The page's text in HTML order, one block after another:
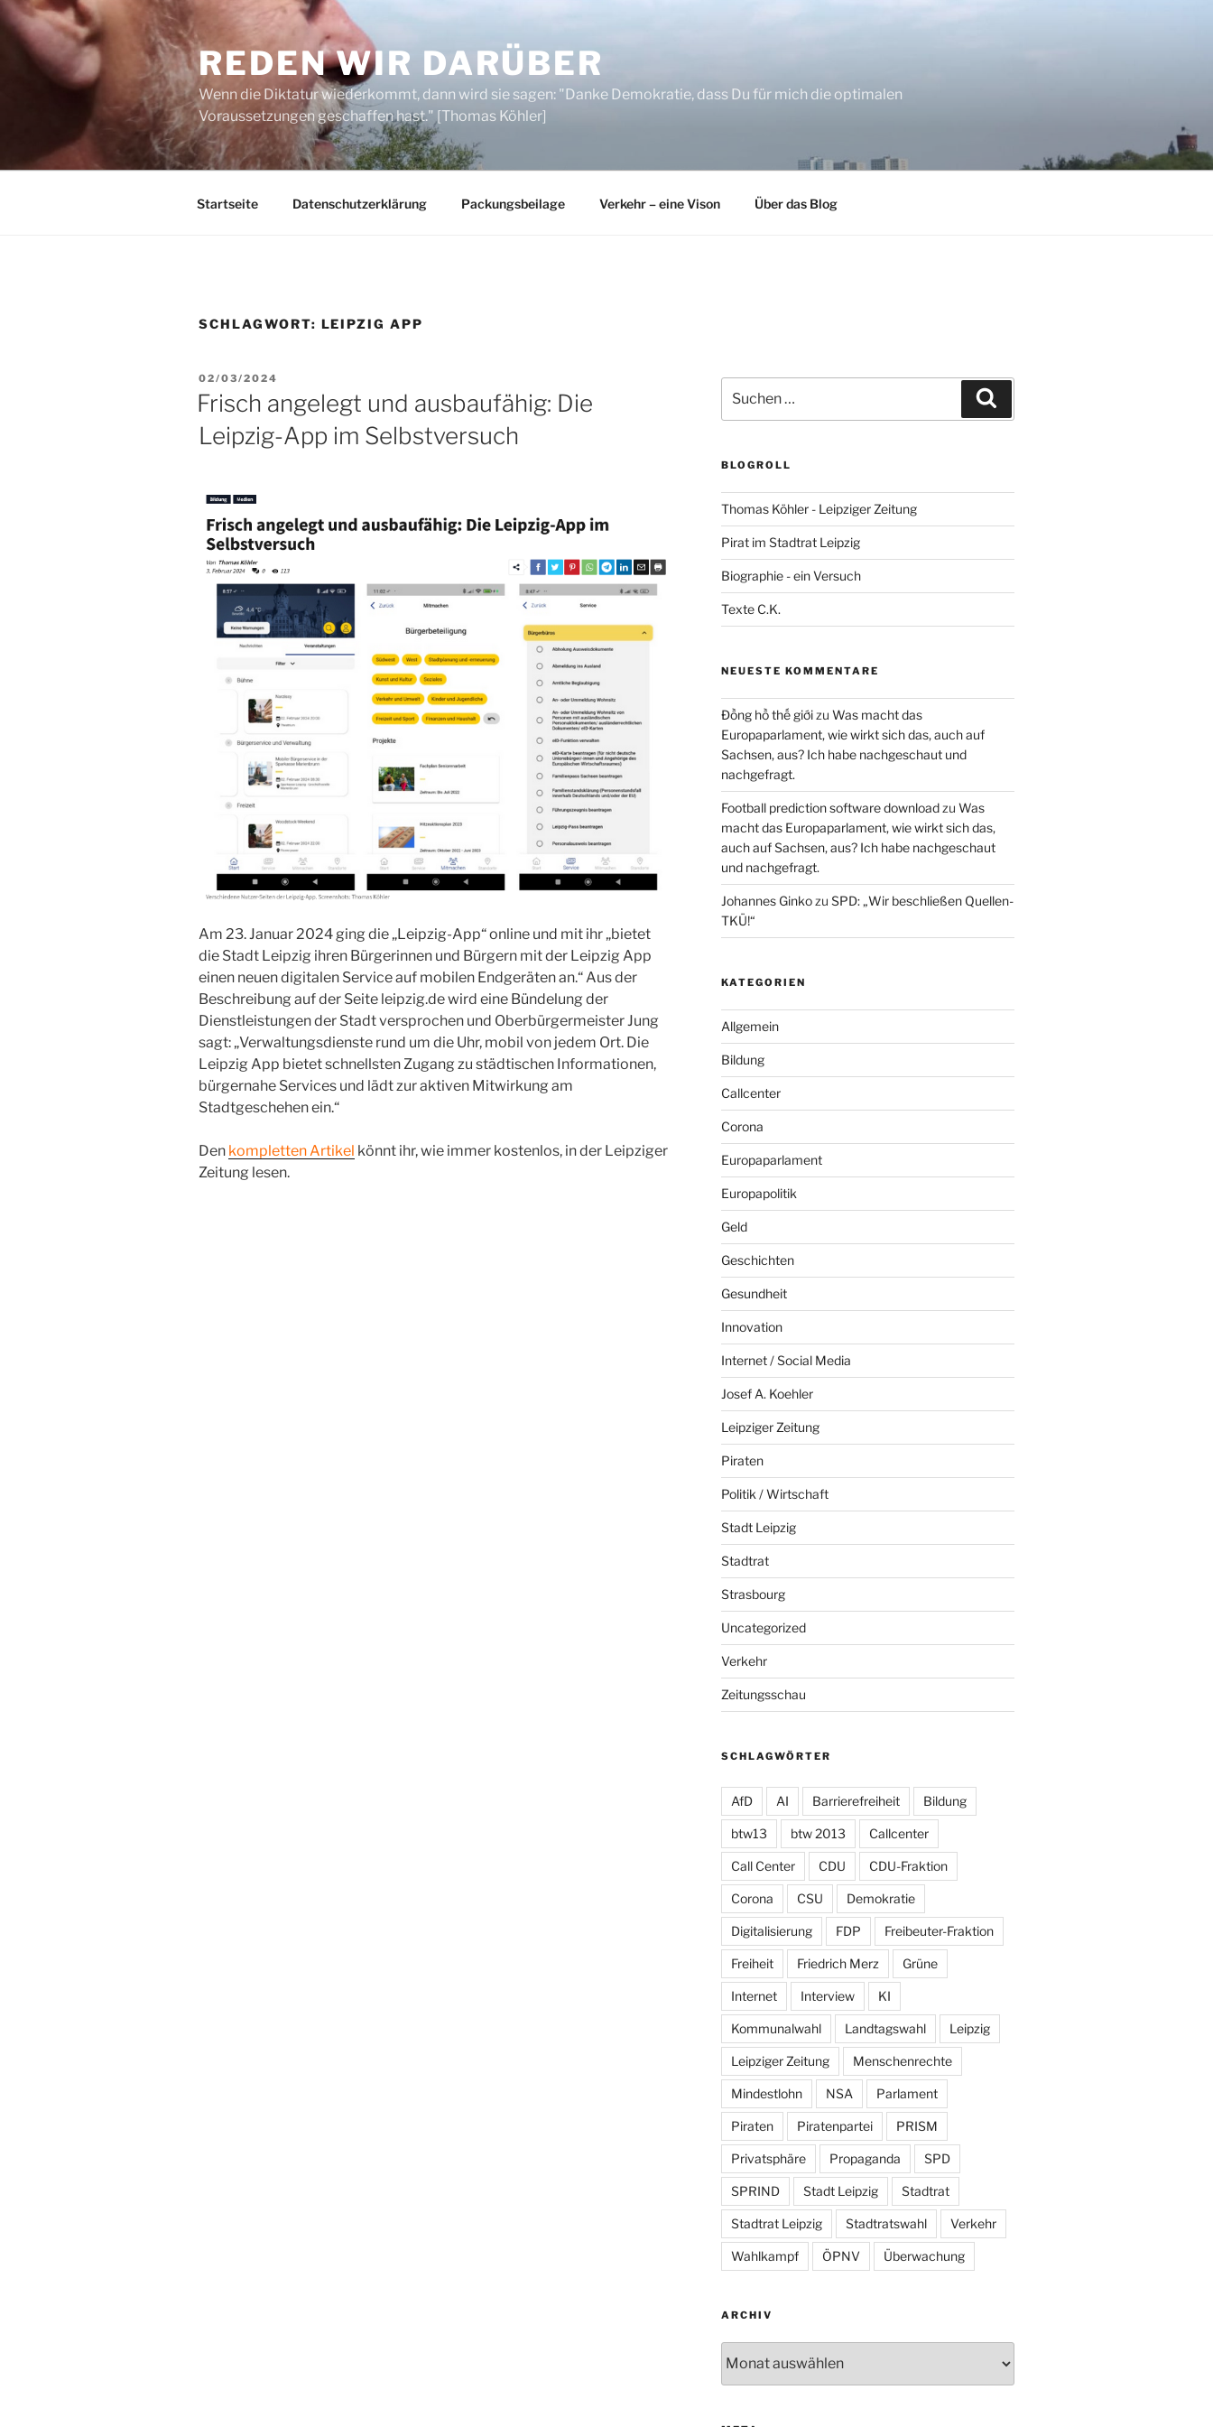
Zum
Inhalt
springen
REDEN WIR DARÜBER
Wenn die Diktatur wiederkommt, dann wird sie sagen: "Danke Demokratie, dass Du für mich die optimalen
Voraussetzungen geschaffen hast." [Thomas Köhler]
Startseite Datenschutzerklärung Packungsbeilage Verkehr – eine Vison Über das Blog
SCHLAGWORT: LEIPZIG APP
VERÖFFENTLICHT
AM
02/03/2024
Frisch angelegt und ausbaufähig: Die
Leipzig-App im Selbstversuch
Am 23. Januar 2024 ging die „Leipzig-App“ online und mit ihr „bietet
die Stadt Leipzig ihren Bürgerinnen und Bürgern mit der Leipzig App
einen neuen digitalen Service auf mobilen Endgeräten an.“ Aus der
Beschreibung auf der Seite leipzig.de wird eine Bündelung der
Dienstleistungen der Stadt versprochen und Oberbürgermeister Jung
sagt: „Verwaltungsdienste rund um die Uhr, mobil von jedem Ort. Die
Leipzig App bietet schnellsten Zugang zu städtischen Informationen,
bürgernahe Services und lädt zur aktiven Mitwirkung am
Stadtgeschehen ein.“
Den kompletten Artikel könnt ihr, wie immer kostenlos, in der Leipziger
Zeitung lesen.
nach:
BLOGROLL
Thomas Köhler - Leipziger Zeitung
Pirat im Stadtrat Leipzig
Biographie - ein Versuch
Texte C.K.
NEUESTE KOMMENTARE
Đồng hồ thế giớizu Was macht das
Europaparlament, wie wirkt sich das, auch auf
Sachsen, aus? Ich habe nachgeschaut und
nachgefragt.
Football prediction software downloadzu Was
macht das Europaparlament, wie wirkt sich das,
auch auf Sachsen, aus? Ich habe nachgeschaut
und nachgefragt.
Johannes Ginkozu SPD: „Wir beschließen Quellen-
TKÜ!“
KATEGORIEN
Allgemein
Bildung
Callcenter
Corona
Europaparlament
Europapolitik
Geld
Geschichten
Gesundheit
Innovation
Internet / Social Media
Josef A. Koehler
Leipziger Zeitung
Piraten
Politik / Wirtschaft
Stadt Leipzig
Stadtrat
Strasbourg
Uncategorized
Verkehr
Zeitungsschau
SCHLAGWÖRTER
AfD AI Barrierefreiheit Bildung
btw13 btw 2013 Callcenter
Call Center CDU CDU-Fraktion
Corona CSU Demokratie
Digitalisierung FDP Freibeuter-Fraktion
Freiheit Friedrich Merz Grüne
Internet Interview KI
Kommunalwahl Landtagswahl Leipzig
Leipziger Zeitung Menschenrechte
Mindestlohn NSA Parlament
Piraten Piratenpartei PRISM
Privatsphäre Propaganda SPD
SPRIND Stadt Leipzig Stadtrat
Stadtrat Leipzig Stadtratswahl Verkehr
Wahlkampf ÖPNV Überwachung
ARCHIV